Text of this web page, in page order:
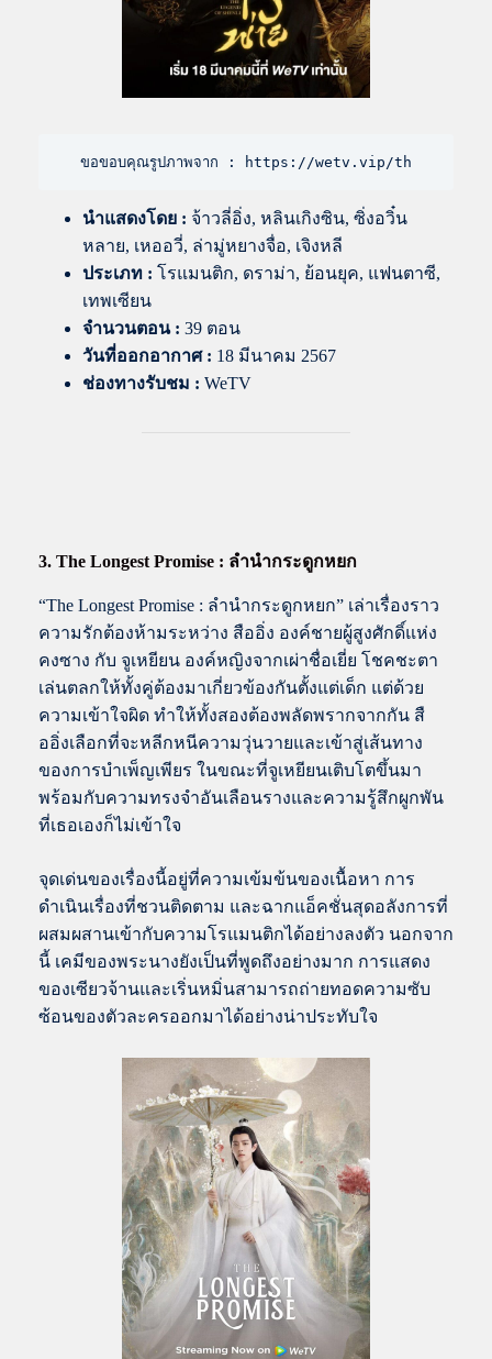
ขอขอบคุณรูปภาพจาก : https://wetv.vip/th
นำแสดงโดย : จ้าวลี่อิ่ง, หลินเกิงซิน, ซิ่งอวิ๋น
หลาย, เหออวี่, ล่ามู่หยางจื่อ, เจิงหลี
ประเภท : โรแมนติก, ดราม่า, ย้อนยุค, แฟนตาซี,
เทพเซียน
จำนวนตอน : 39 ตอน
วันที่ออกอากาศ : 18 มีนาคม 2567
ช่องทางรับชม : WeTV
3. The Longest Promise : ลำนำกระดูกหยก
“The Longest Promise : ลำนำกระดูกหยก” เล่าเรื่องราว
ความรักต้องห้ามระหว่าง สืออิ่ง องค์ชายผู้สูงศักดิ์แห่ง
คงซาง กับ จูเหยียน องค์หญิงจากเผ่าชื่อเยี่ย โชคชะตา
เล่นตลกให้ทั้งคู่ต้องมาเกี่ยวข้องกันตั้งแต่เด็ก แต่ด้วย
ความเข้าใจผิด ทำให้ทั้งสองต้องพลัดพรากจากกัน สื
ออิ่งเลือกที่จะหลีกหนีความวุ่นวายและเข้าสู่เส้นทาง
ของการบำเพ็ญเพียร ในขณะที่จูเหยียนเติบโตขึ้นมา
พร้อมกับความทรงจำอันเลือนรางและความรู้สึกผูกพัน
ที่เธอเองก็ไม่เข้าใจ
จุดเด่นของเรื่องนี้อยู่ที่ความเข้มข้นของเนื้อหา การ
ดำเนินเรื่องที่ชวนติดตาม และฉากแอ็คชั่นสุดอลังการที่
ผสมผสานเข้ากับความโรแมนติกได้อย่างลงตัว นอกจาก
นี้ เคมีของพระนางยังเป็นที่พูดถึงอย่างมาก การแสดง
ของเซียวจ้านและเริ่นหมิ่นสามารถถ่ายทอดความซับ
ซ้อนของตัวละครออกมาได้อย่างน่าประทับใจ